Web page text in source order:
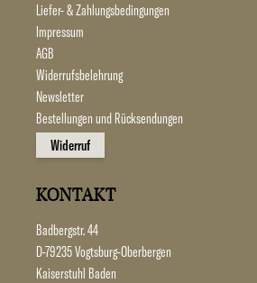
Liefer- & Zahlungsbedingungen
Impressum
AGB
Widerrufsbelehrung
Newsletter
Bestellungen und Rücksendungen
Widerruf
KONTAKT
Badbergstr. 44
D-79235 Vogtsburg-Oberbergen
Kaiserstuhl Baden